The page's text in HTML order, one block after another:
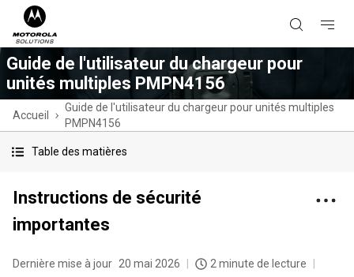
Guide de l'utilisateur du chargeur pour
unités multiples PMPN4156
Accueil
Guide de l'utilisateur du chargeur pour unités multiples
PMPN4156
Table des matières
Instructions de sécurité
importantes
Dernière mise à jour 20 mai 2026
2 minute de lecture